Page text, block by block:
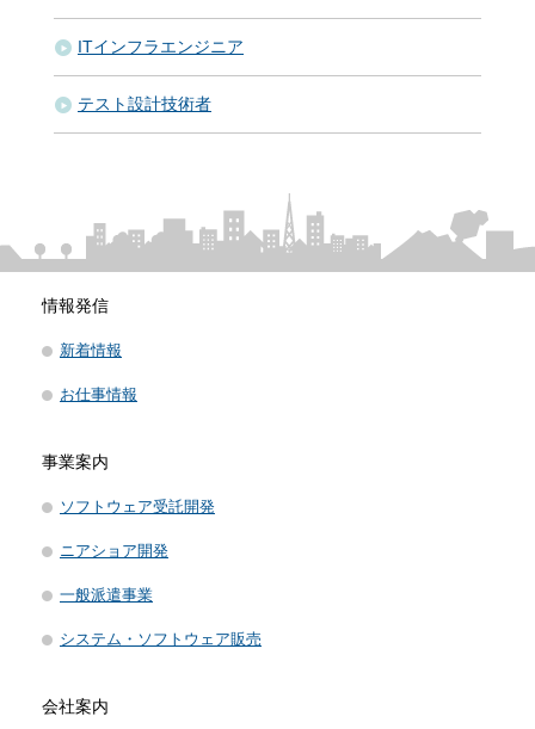
ITインフラエンジニア
テスト設計技術者
情報発信
新着情報
お仕事情報
事業案内
ソフトウェア受託開発
ニアショア開発
一般派遣事業
システム・ソフトウェア販売
会社案内